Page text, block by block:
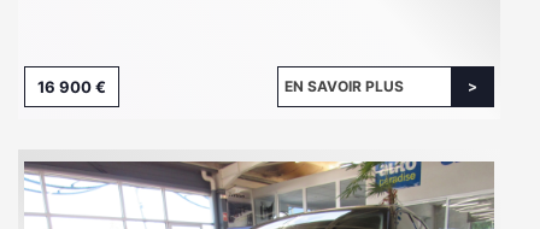
16 900 € EN SAVOIR PLUS